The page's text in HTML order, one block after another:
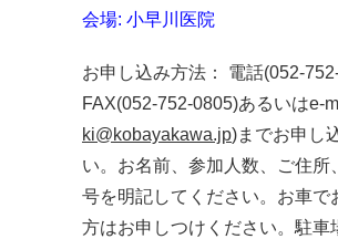
会場: 小早川医院
お申し込み方法： 電話(052-752-
FAX(052-752-0805)あるいはe-
ki@kobayakawa.jp)までお申し
い。お名前、参加人数、ご住所
号を明記してください。お車で
方はお申しつけください。駐車